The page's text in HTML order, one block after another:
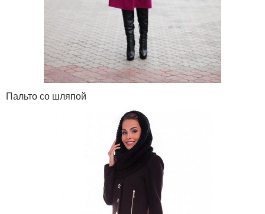
Пальто со шляпой